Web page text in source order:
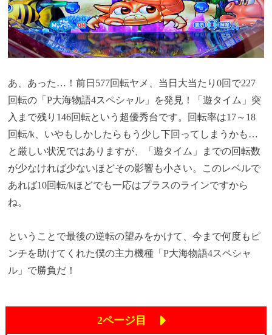
あ、あった…！前日577回転ヤメ、当日大当たり0回で227
回転の「P大海物語4スペシャル」を発見！「遊タイム」突
入まで残り146回転という超優秀台です。回転率は17～18
回転/k、いやもしかしたらもう少し下回ってしまうかも…
と厳しい状況ではありますが、「遊タイム」までの回転数
が少なければ少ないほどその影響も小さい。このレベルで
あれば10回転/kほどでも一応はプラスのラインですから
ね。
ということで最後の逆転の望みをかけて、今まで何度もピ
ンチを助けてくれた僕の主力機種「P大海物語4スペシャ
ル」で勝負だ！
2ページ目